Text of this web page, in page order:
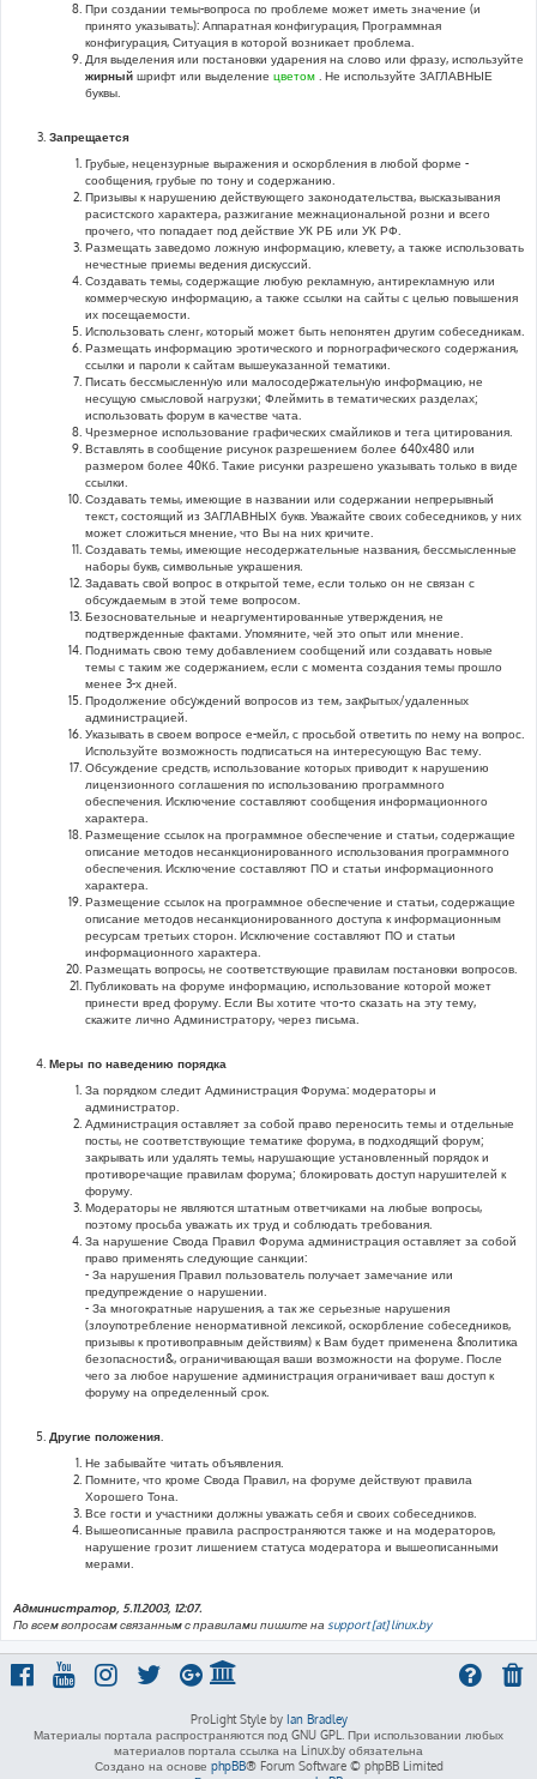
При создании темы-вопроса по проблеме может иметь значение (и
принято указывать): Аппаратная конфигурация, Программная
конфигурация, Ситуация в которой возникает проблема.
Для выделения или постановки ударения на слово или фразу, используйте
жирный шрифт или выделение цветом . Не используйте ЗАГЛАВНЫЕ
буквы.
Запрещается
Грубые, нецензурные выражения и оскорбления в любой форме -
сообщения, грубые по тону и содержанию.
Призывы к нарушению действующего законодательства, высказывания
расистского характера, разжигание межнациональной розни и всего
прочего, что попадает под действие УК РБ или УК РФ.
Размещать заведомо ложную информацию, клевету, а также использовать
нечестные приемы ведения дискуссий.
Создавать темы, содержащие любую рекламную, антирекламную или
коммерческую информацию, а также ссылки на сайты с целью повышения
их посещаемости.
Использовать сленг, который может быть непонятен другим собеседникам.
Размещать информацию эротического и порнографического содержания,
ссылки и пароли к сайтам вышеуказанной тематики.
Писать бессмысленнyю или малосодеpжательнyю инфоpмацию, не
несущую смысловой нагрузки; Флеймить в тематических разделах;
использовать форум в качестве чата.
Чрезмерное использование графических смайликов и тега цитирования.
Вставлять в сообщение рисунок разрешением более 640x480 или
размером более 40Кб. Такие рисунки разрешено указывать только в виде
ссылки.
Создавать темы, имеющие в названии или содержании непрерывный
текст, состоящий из ЗАГЛАВНЫХ букв. Уважайте своих собеседников, у них
может сложиться мнение, что Вы на них кричите.
Создавать темы, имеющие несодержательные названия, бессмысленные
наборы букв, символьные украшения.
Задавать свой вопрос в открытой теме, если только он не связан с
обсуждаемым в этой теме вопросом.
Безосновательные и неаргументированные утверждения, не
подтвержденные фактами. Упомяните, чей это опыт или мнение.
Поднимать свою тему добавлением сообщений или создавать новые
темы с таким же содержанием, если с момента создания темы прошло
менее 3-х дней.
Продолжение обсyждений вопросов из тем, закpытых/удаленных
администрацией.
Указывать в своем вопросе е-мейл, с просьбой ответить по нему на вопрос.
Используйте возможность подписаться на интересующую Вас тему.
Обсуждение средств, использование которых приводит к нарушению
лицензионного соглашения по использованию программного
обеспечения. Исключение составляют сообщения информационного
характера.
Размещение ссылок на программное обеспечение и статьи, содержащие
описание методов несанкционированного использования программного
обеспечения. Исключение составляют ПО и статьи информационного
характера.
Размещение ссылок на программное обеспечение и статьи, содержащие
описание методов несанкционированного доступа к информационным
ресурсам третьих сторон. Исключение составляют ПО и статьи
информационного характера.
Размещать вопросы, не соответствующие правилам постановки вопросов.
Публиковать на форуме информацию, использование которой может
принести вред форуму. Если Вы хотите что-то сказать на эту тему,
скажите лично Администратору, через письма.
Меры по наведению порядка
За порядком следит Администрация Форума: модераторы и
администратор.
Администрация оставляет за собой право переносить темы и отдельные
посты, не соответствующие тематике форума, в подходящий форум;
закрывать или удалять темы, нарушающие установленный порядок и
противоречащие правилам форума; блокировать доступ нарушителей к
форуму.
Модераторы не являются штатным ответчиками на любые вопросы,
поэтому просьба уважать их труд и соблюдать требования.
За нарушение Свода Правил Форума администрация оставляет за собой
право применять следующие санкции:
- За нарушения Правил пользователь получает замечание или
предупреждение о нарушении.
- За многократные нарушения, а так же серьезные нарушения
(злоупотребление ненормативной лексикой, оскорбление собеседников,
призывы к противоправным действиям) к Вам будет применена &политика
безопасности&, ограничивающая ваши возможности на форуме. После
чего за любое нарушение администрация ограничивает ваш доступ к
форуму на определенный срок.
Другие положения.
Не забывайте читать объявления.
Помните, что кроме Свода Правил, на форуме действуют правила
Хорошего Тона.
Все гости и участники должны уважать себя и своих собеседников.
Вышеописанные правила распространяются также и на модераторов,
нарушение грозит лишением статуса модератора и вышеописанными
мерами.
Администратор, 5.11.2003, 12:07.
По всем вопросам связанным с правилами пишите на support [at] linux.by
ProLight Style by Ian Bradley
Материалы портала распространяются под GNU GPL. При использовании любых
материалов портала ссылка на Linux.by обязательна
Создано на основе phpBB® Forum Software © phpBB Limited